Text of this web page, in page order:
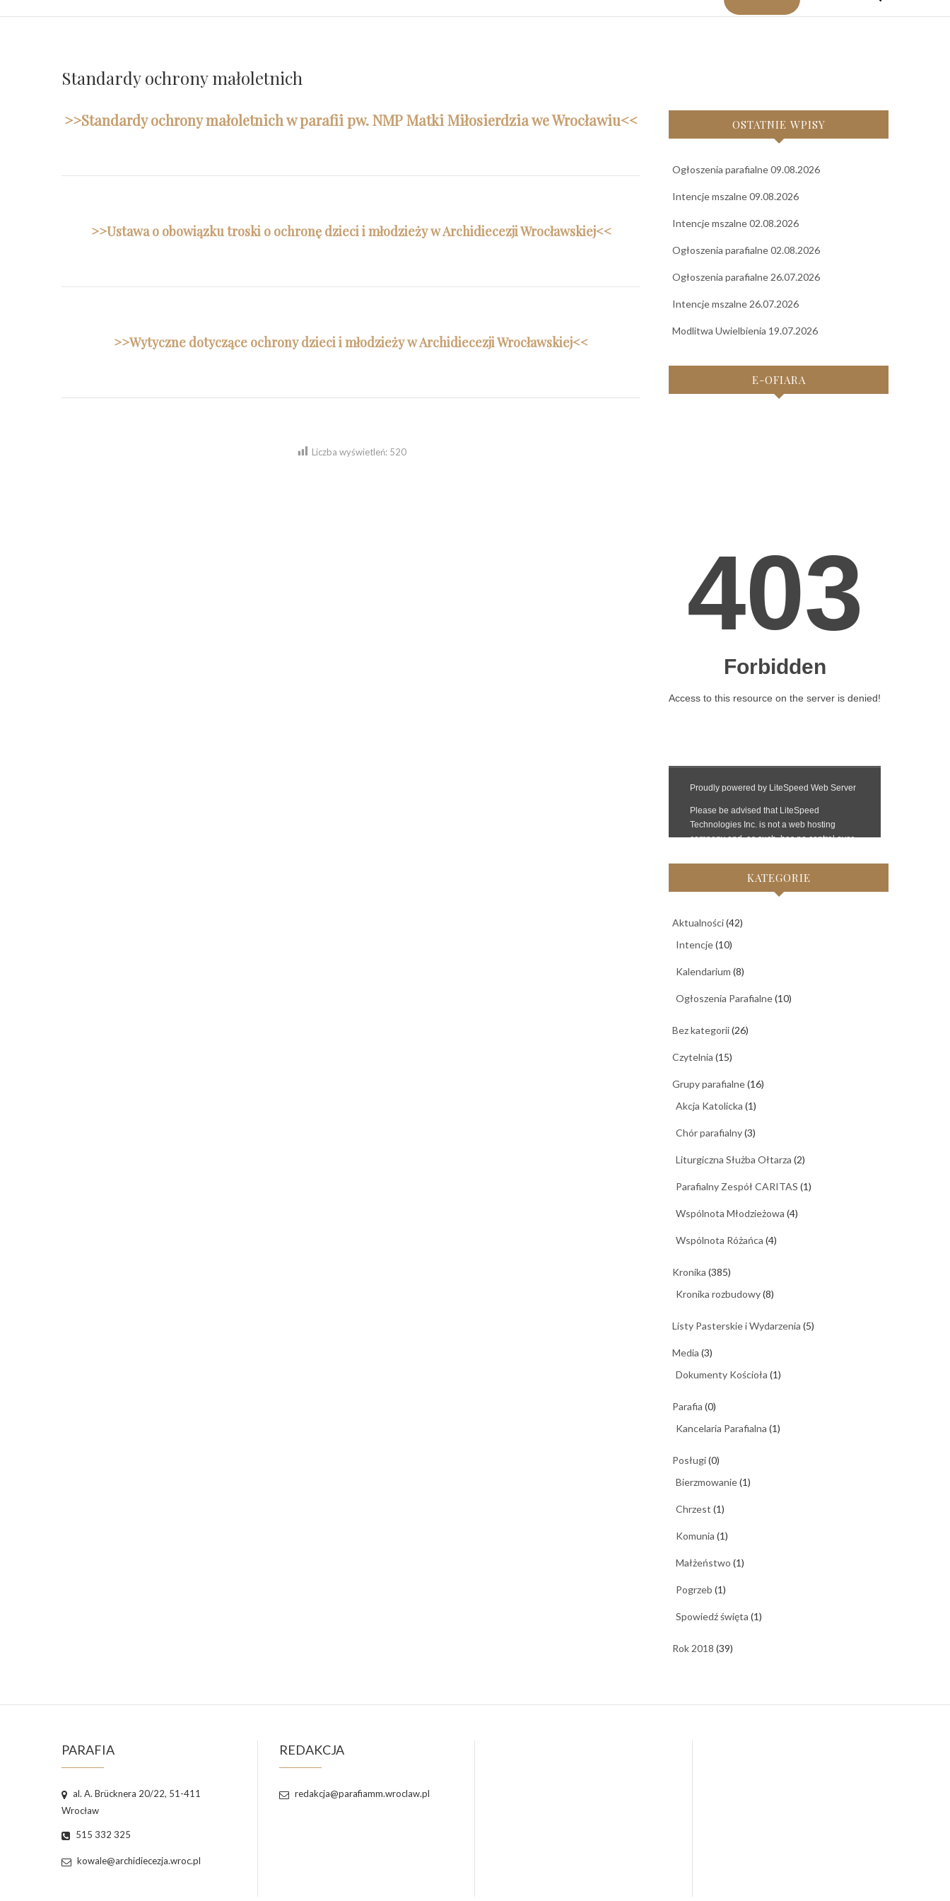
Standardy ochrony małoletnich
>>Standardy ochrony małoletnich w parafii pw. NMP Matki Miłosierdzia we Wrocławiu<<
>>Ustawa o obowiązku troski o ochronę dzieci i młodzieży w Archidiecezji Wrocławskiej<<
>>Wytyczne dotyczące ochrony dzieci i młodzieży w Archidiecezji Wrocławskiej<<
Liczba wyświetleń: 520
OSTATNIE WPISY
Ogłoszenia parafialne 09.08.2026
Intencje mszalne 09.08.2026
Intencje mszalne 02.08.2026
Ogłoszenia parafialne 02.08.2026
Ogłoszenia parafialne 26.07.2026
Intencje mszalne 26.07.2026
Modlitwa Uwielbienia 19.07.2026
E-OFIARA
KATEGORIE
Aktualności(42)
Intencje(10)
Kalendarium (8)
Ogłoszenia Parafialne(10)
Bez kategorii(26)
Czytelnia (15)
Grupy parafialne(16)
Akcja Katolicka (1)
Chór parafialny(3)
Liturgiczna Służba Ołtarza (2)
Parafialny Zespół CARITAS (1)
Wspólnota Młodzieżowa (4)
Wspólnota Różańca (4)
Kronika (385)
Kronika rozbudowy(8)
Listy Pasterskie i Wydarzenia (5)
Media (3)
Dokumenty Kościoła (1)
Parafia (0)
Kancelaria Parafialna (1)
Posługi(0)
Bierzmowanie(1)
Chrzest (1)
Komunia (1)
Małżeństwo (1)
Pogrzeb (1)
Spowiedź święta (1)
Rok 2018 (39)
PARAFIA
al. A. Brücknera 20/22, 51-411
Wrocław
515 332 325
kowale@archidiecezja.wroc.pl
REDAKCJA
redakcja@parafiamm.wroclaw.pl